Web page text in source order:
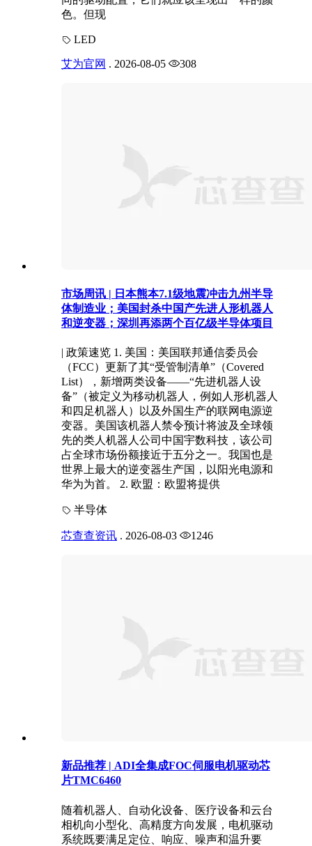
色。但现
LED
艾为官网 . 2026-08-05 308
市场周讯 | 日本熊本7.1级地震冲击九州半导
体制造业；美国封杀中国产先进人形机器人
和逆变器；深圳再添两个百亿级半导体项目
| 政策速览 1. 美国：美国联邦通信委员会
（FCC）更新了其“受管制清单”（Covered
List），新增两类设备——“先进机器人设
备”（被定义为移动机器人，例如人形机器人
和四足机器人）以及外国生产的联网电源逆
变器。美国该机器人禁令预计将波及全球领
先的类人机器人公司中国宇数科技，该公司
占全球市场份额接近于五分之一。我国也是
世界上最大的逆变器生产国，以阳光电源和
华为为首。 2. 欧盟：欧盟将提供
半导体
芯查查资讯 . 2026-08-03 1246
新品推荐 | ADI全集成FOC伺服电机驱动芯
片TMC6460
随着机器人、自动化设备、医疗设备和云台
相机向小型化、高精度方向发展，电机驱动
系统既要满足定位、响应、噪声和温升要